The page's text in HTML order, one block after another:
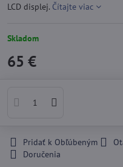
LCD displej. Čítajte viac
Skladom
65 €
Pridať k Obľúbeným
Doručenia